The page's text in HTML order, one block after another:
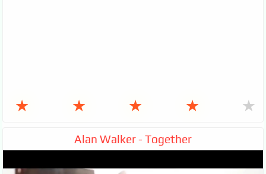
★ ★ ★ ★ ★
Alan Walker - Together